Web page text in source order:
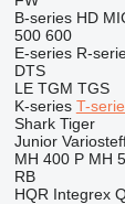
B-series HD
500 600
E-series R-
DTS
LE TGM TGS
K-series T-
Shark Tiger
Junior
MH 400 P MH
RB
HQR Integrex